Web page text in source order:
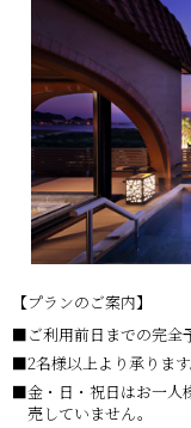
【プランのご案内】
ご利用前日までの完全
2名様以上より承ります
金・日・祝日はお一
売していません。